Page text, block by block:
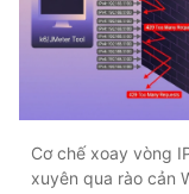
Cơ chế xoay vòng
xuyên qua rào cản